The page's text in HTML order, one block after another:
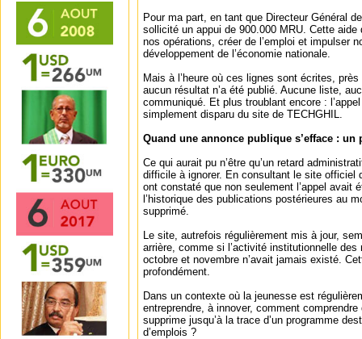
Pour ma part, en tant que Directeur Général
sollicité un appui de 900.000 MRU. Cette aide
nos opérations, créer de l’emploi et impulser
développement de l’économie nationale.
Mais à l’heure où ces lignes sont écrites,
aucun résultat n’a été publié. Aucune liste,
communiqué. Et plus troublant encore :
simplement disparu du site de TECHGHIL.
Quand une annonce publique s’efface : un
Ce qui aurait pu n’être qu’un retard
difficile à ignorer. En consultant le site officiel
ont constaté que non seulement l’appel avait
l’historique des publications postérieures au
supprimé.
Le site, autrefois régulièrement mis à jour,
arrière, comme si l’activité institutionnelle des
octobre et novembre n’avait jamais existé.
profondément.
Dans un contexte où la jeunesse est
entreprendre, à innover, comment comprendre
supprime jusqu’à la trace d’un programme
d’emplois ?